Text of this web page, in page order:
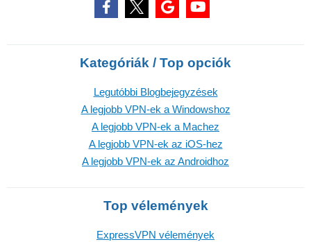
Kategóriák / Top opciók
Legutóbbi Blogbejegyzések
A legjobb VPN-ek a Windowshoz
A legjobb VPN-ek a Machez
A legjobb VPN-ek az iOS-hez
A legjobb VPN-ek az Androidhoz
Top vélemények
ExpressVPN vélemények